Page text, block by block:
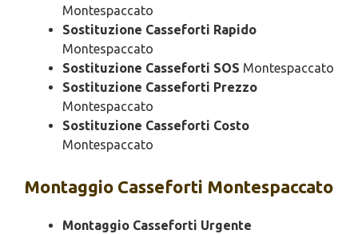
Montespaccato
Sostituzione Casseforti Rapido
Montespaccato
Sostituzione Casseforti SOS Montespaccato
Sostituzione Casseforti Prezzo
Montespaccato
Sostituzione Casseforti Costo
Montespaccato
Montaggio Casseforti Montespaccato
Montaggio Casseforti Urgente